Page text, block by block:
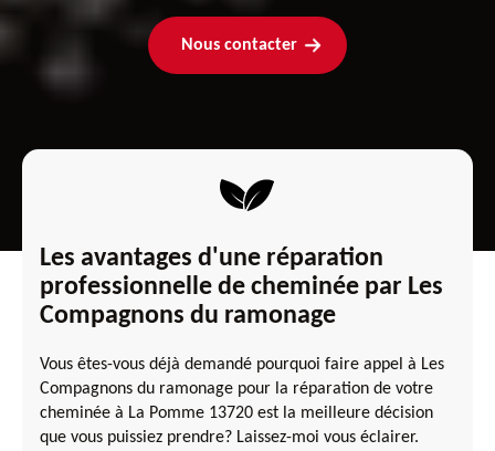
Nous contacter
Les avantages d'une réparation
professionnelle de cheminée par Les
Compagnons du ramonage
Vous êtes-vous déjà demandé pourquoi faire appel à Les
Compagnons du ramonage pour la réparation de votre
cheminée à La Pomme 13720 est la meilleure décision
que vous puissiez prendre? Laissez-moi vous éclairer.